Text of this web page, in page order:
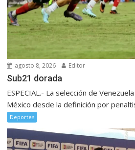
agosto 8, 2026 Editor
Sub21 dorada
ESPECIAL.- La selección de
México desde la definición por
Deportes